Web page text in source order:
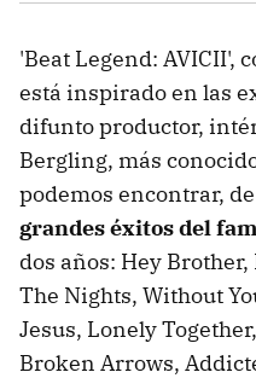
'Beat Legend: AVICII',
está inspirado en las
difunto productor,
Bergling, más
podemos encontrar,
grandes éxitos del
dos años: Hey Brother,
The Nights, Without
Jesus, Lonely
Broken Arrows,